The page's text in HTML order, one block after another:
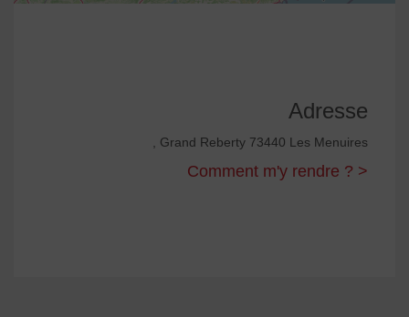
Adresse
, Grand Reberty 73440 Les Menuires
Comment m'y rendre ? >